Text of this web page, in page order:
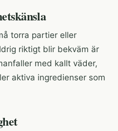
torra partier eller
riktigt blir bekväm är
med kallt väder,
aktiva ingredienser som